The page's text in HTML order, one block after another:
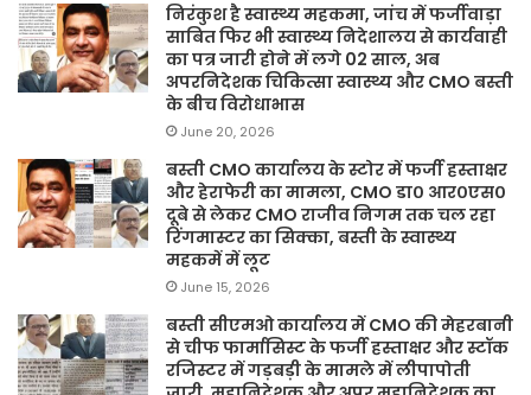
निरंकुश है स्वास्थ्य महकमा, जांच में फर्जीवाड़ा
साबित फिर भी स्वास्थ्य निदेशालय से कार्यवाही
का पत्र जारी होने में लगे 02 साल, अब
अपरनिदेशक चिकित्सा स्वास्थ्य और CMO बस्ती
के बीच विरोधाभास
June 20, 2026
बस्ती CMO कार्यालय के स्टोर में फर्जी हस्ताक्षर
और हेराफेरी का मामला, CMO डा० आर०एस०
दूबे से लेकर CMO राजीव निगम तक चल रहा
रिंगमास्टर का सिक्का, बस्ती के स्वास्थ्य
महकमें में लूट
June 15, 2026
बस्ती सीएमओ कार्यालय में CMO की मेहरबानी
से चीफ फार्मासिस्ट के फर्जी हस्ताक्षर और स्टॉक
रजिस्टर में गड़बड़ी के मामले में लीपापोती